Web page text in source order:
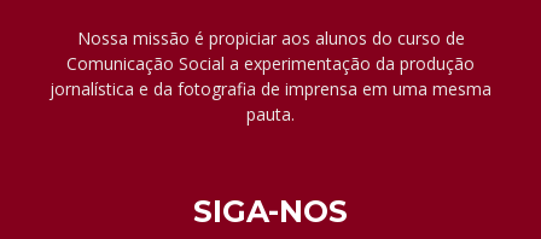
Nossa missão é propiciar aos alunos do curso de
Comunicação Social a experimentação da produção
jornalística e da fotografia de imprensa em uma mesma
pauta.
SIGA-NOS